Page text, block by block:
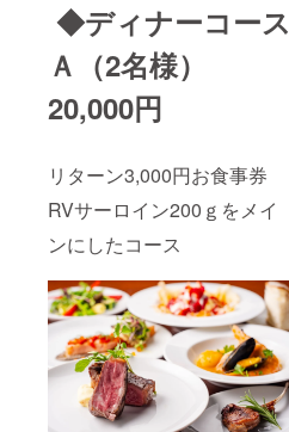
◆ディナーコース
Ａ（2名様）
20,000円
リターン3,000円お食事券
RVサーロイン200ｇをメイ
ンにしたコース